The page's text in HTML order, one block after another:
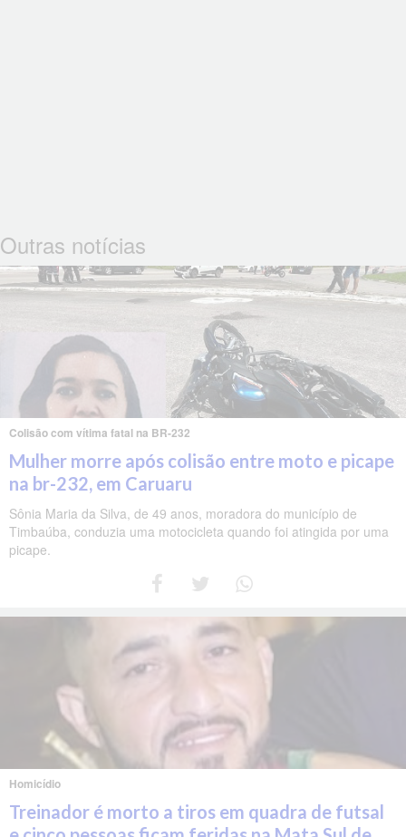
Outras notícias
Colisão com vítima fatal na BR-232
Mulher morre após colisão entre moto e picape
na br-232, em Caruaru
Sônia Maria da Silva, de 49 anos, moradora do município de
Timbaúba, conduzia uma motocicleta quando foi atingida por uma
picape.
Homicídio
Treinador é morto a tiros em quadra de futsal